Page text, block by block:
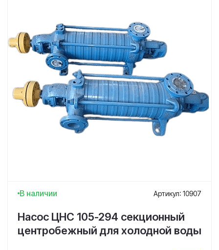
В наличии Артикул: 10907
Насос ЦНС 105-294 секционный
центробежный для холодной воды